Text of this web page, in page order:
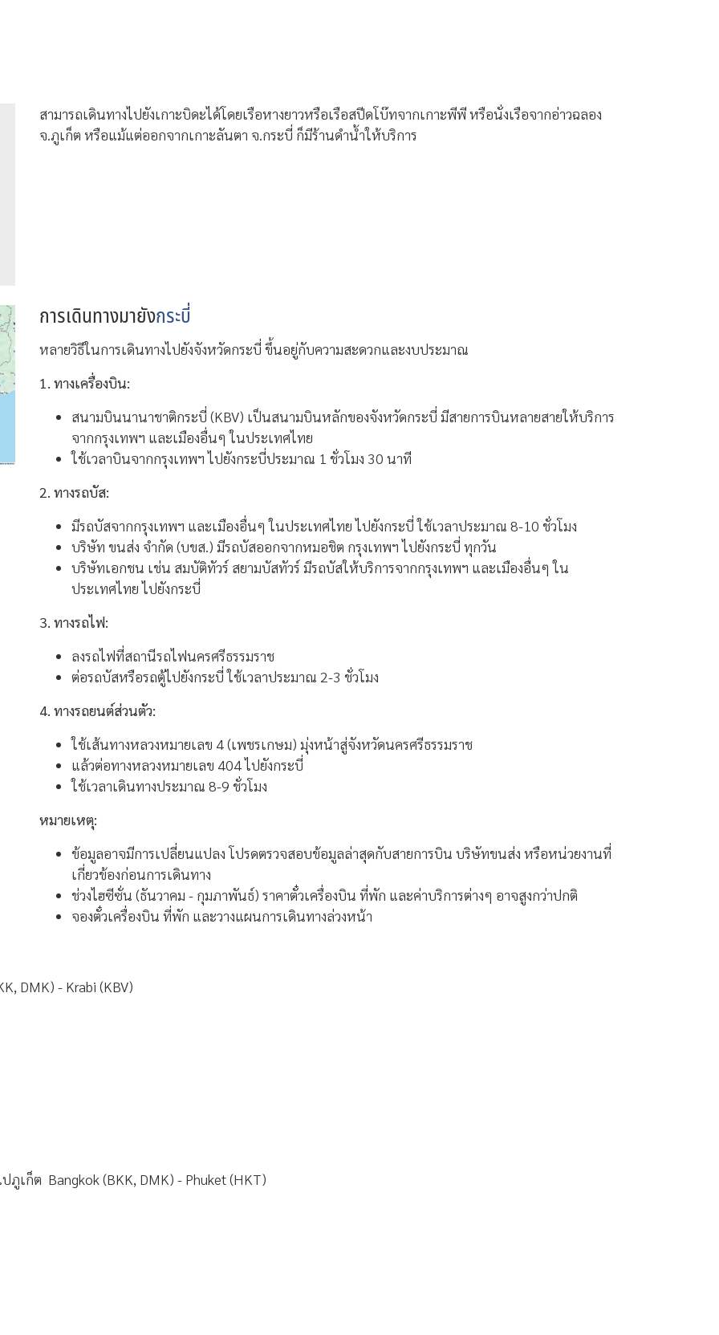
สามารถเดินทางไปยังเกาะบิดะได้โดยเรือหางยาวหรือเรือสปีดโบ๊ทจากเกาะพีพี หรือนั่งเรือจากอ่าวฉลอง
จ.ภูเก็ต หรือแม้แต่ออกจากเกาะลันตา จ.กระบี่ ก็มีร้านดำน้ำให้บริการ
การเดินทางมายังกระบี่
หลายวิธีในการเดินทางไปยังจังหวัดกระบี่ ขึ้นอยู่กับความสะดวกและงบประมาณ
1. ทางเครื่องบิน:
สนามบินนานาชาติกระบี่ (KBV) เป็นสนามบินหลักของจังหวัดกระบี่ มีสายการบินหลายสายให้บริการ
จากกรุงเทพฯ และเมืองอื่นๆ ในประเทศไทย
ใช้เวลาบินจากกรุงเทพฯ ไปยังกระบี่ประมาณ 1 ชั่วโมง 30 นาที
2. ทางรถบัส:
มีรถบัสจากกรุงเทพฯ และเมืองอื่นๆ ในประเทศไทย ไปยังกระบี่ ใช้เวลาประมาณ 8-10 ชั่วโมง
บริษัท ขนส่ง จำกัด (บขส.) มีรถบัสออกจากหมอชิต กรุงเทพฯ ไปยังกระบี่ ทุกวัน
บริษัทเอกชน เช่น สมบัติทัวร์ สยามบัสทัวร์ มีรถบัสให้บริการจากกรุงเทพฯ และเมืองอื่นๆ ใน
ประเทศไทย ไปยังกระบี่
3. ทางรถไฟ:
ลงรถไฟที่สถานีรถไฟนครศรีธรรมราช
ต่อรถบัสหรือรถตู้ไปยังกระบี่ ใช้เวลาประมาณ 2-3 ชั่วโมง
4. ทางรถยนต์ส่วนตัว:
ใช้เส้นทางหลวงหมายเลข 4 (เพชรเกษม) มุ่งหน้าสู่จังหวัดนครศรีธรรมราช
แล้วต่อทางหลวงหมายเลข 404 ไปยังกระบี่
ใช้เวลาเดินทางประมาณ 8-9 ชั่วโมง
หมายเหตุ:
ข้อมูลอาจมีการเปลี่ยนแปลง โปรดตรวจสอบข้อมูลล่าสุดกับสายการบิน บริษัทขนส่ง หรือหน่วยงานที่
เกี่ยวข้องก่อนการเดินทาง
ช่วงไฮซีซั่น (ธันวาคม - กุมภาพันธ์) ราคาตั๋วเครื่องบิน ที่พัก และค่าบริการต่างๆ อาจสูงกว่าปกติ
จองตั๋วเครื่องบิน ที่พัก และวางแผนการเดินทางล่วงหน้า
DMK) - Krabi (KBV)
ภูเก็ต Bangkok (BKK, DMK) - Phuket (HKT)